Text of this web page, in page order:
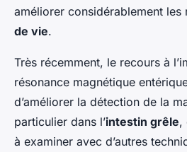
améliorer considérablement les
de vie.
Très récemment, le recours à
résonance magnétique
d’améliorer la détection de la
particulier dans l’intestin grêle,
à examiner avec d’autres